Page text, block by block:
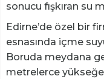
sonucu fışkıran su
Edirne’de özel bir
esnasında içme
Boruda meydana
metrelerce